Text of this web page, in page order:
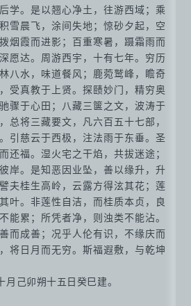
学。是以翘心净土，往游西域；乘
雪晨飞，涂间失地；惊砂夕起，空
烟霞而进影；百重寒暑，蹑霜雨而
愿达。周游西宇，十有七年。穷历
八水，味道餐风；鹿菀鹫峰，瞻奇
受真教于上贤。探赜妙门，精穷奥
骤于心田；八藏三箧之文，波涛于
总将三藏要文，凡六百五十七部，
引慈云于西极，注法雨于东垂。圣
还福。湿火宅之干焰，共拔迷途；
岸。是知恶因业坠，善以缘升，升
夫桂生高岭，云露方得泫其花；莲
叶。非莲性自洁，而桂质本贞，良
能累；所凭者净，则浊类不能沾。
而成善；况乎人伦有识，不缘庆而
将日月而无穷。斯福遐敷，与乾坤
己卯朔十五日癸巳建。